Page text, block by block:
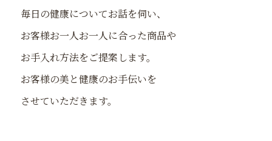
毎日の健康についてお話を伺い、
お客様お一人お一人に合った商品や
お手入れ方法をご提案します。
お客様の美と健康のお手伝いを
させていただきます。